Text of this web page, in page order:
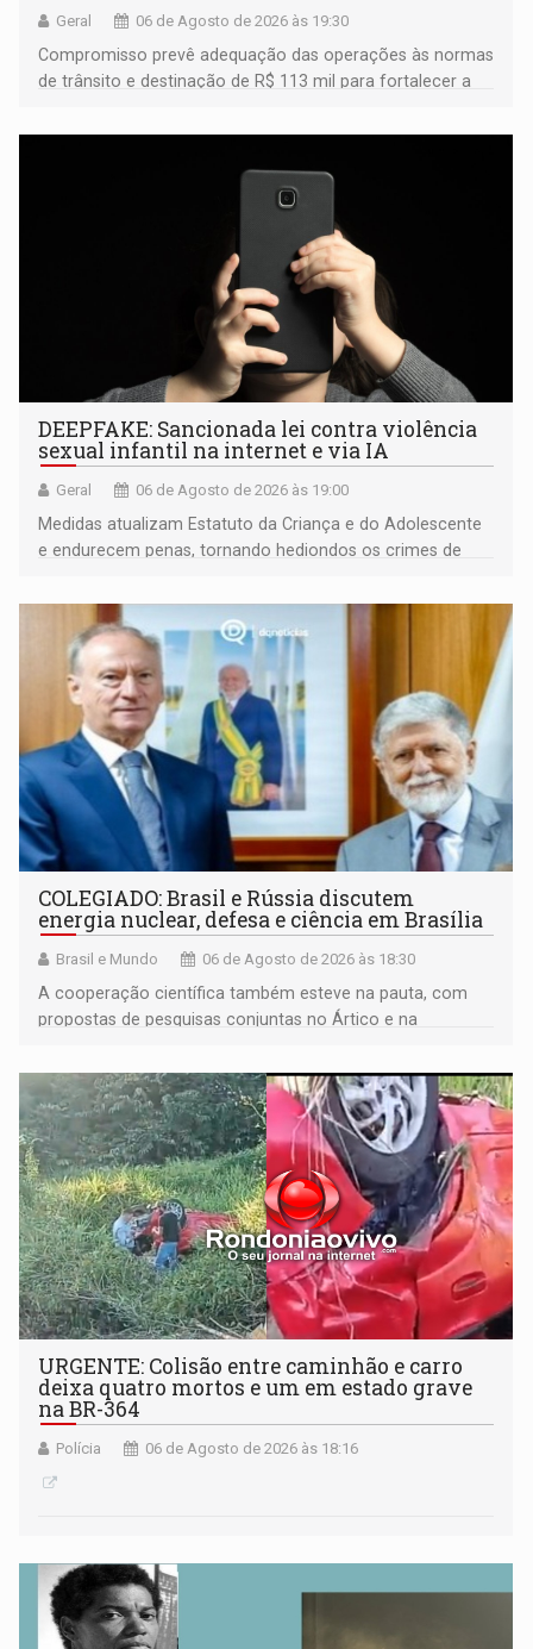
Geral 06 de Agosto de 2026 às 19:30
Compromisso prevê adequação das operações às normas
de trânsito e destinação de R$ 113 mil para fortalecer a
DEEPFAKE: Sancionada lei contra violência
sexual infantil na internet e via IA
Geral 06 de Agosto de 2026 às 19:00
Medidas atualizam Estatuto da Criança e do Adolescente
e endurecem penas, tornando hediondos os crimes de
COLEGIADO: Brasil e Rússia discutem
energia nuclear, defesa e ciência em Brasília
Brasil e Mundo 06 de Agosto de 2026 às 18:30
A cooperação científica também esteve na pauta, com
propostas de pesquisas conjuntas no Ártico e na
URGENTE: Colisão entre caminhão e carro
deixa quatro mortos e um em estado grave
na BR-364
Polícia 06 de Agosto de 2026 às 18:16